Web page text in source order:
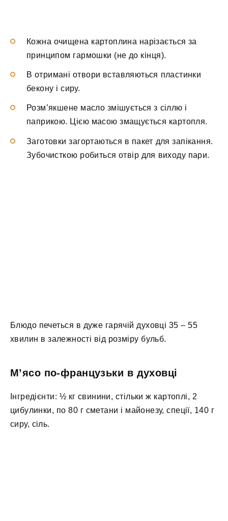
Кожна очищена картоплина нарізається за
принципом гармошки (не до кінця).
В отримані отвори вставляються пластинки
бекону і сиру.
Розм’якшене масло змішується з сіллю і
паприкою. Цією масою змащується картопля.
Заготовки загортаються в пакет для запікання.
Зубочисткою робиться отвір для виходу пари.
Блюдо печеться в дуже гарячій духовці 35 – 55
хвилин в залежності від розміру бульб.
М’ясо по-французьки в духовці
Інгредієнти: ½ кг свинини, стільки ж картоплі, 2
цибулинки, по 80 г сметани і майонезу, спеції, 140 г
сиру, сіль.